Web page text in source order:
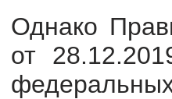
Однако
от